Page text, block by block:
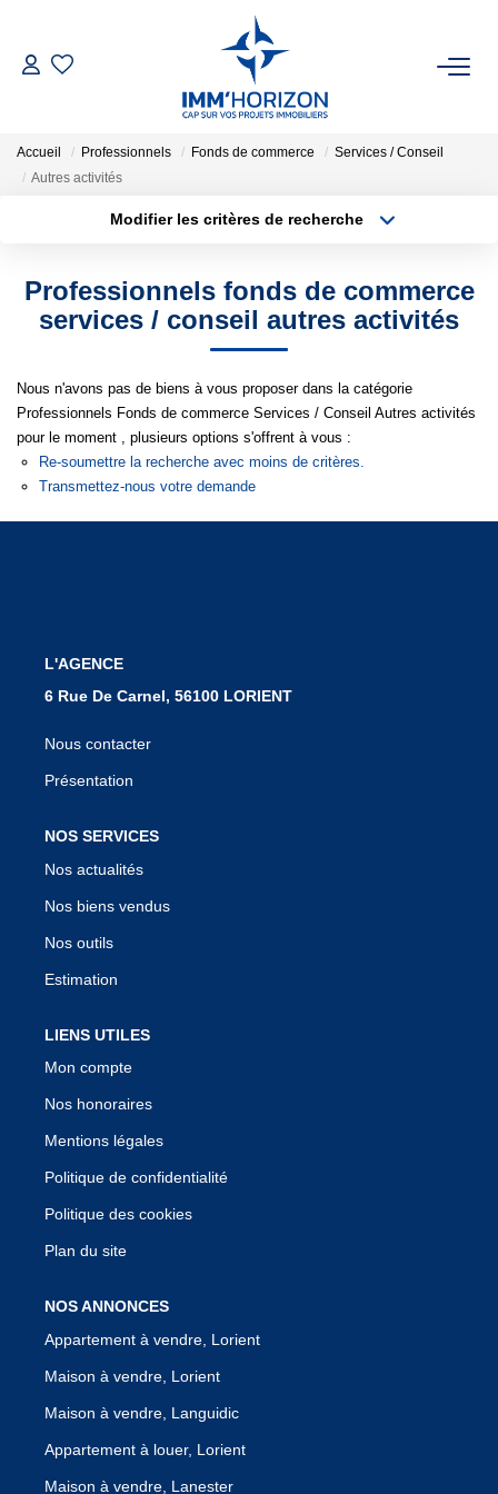
ACHETER
FAIRE GÉRER
NOTRE AGENCE
Qui Sommes-Nous
Notre Équipe
Accueil Professionnels Fonds de commerce
Services / Conseil
Autres activités
Modifier les critères de recherche
Sélectionnez...
Type de bien
Surface min
Créer une alerte
Professionnels fonds de commerce
services / conseil autres activités
Nous n'avons pas de biens à vous proposer dans la catégorie
Professionnels Fonds de commerce Services / Conseil Autres activités
pour le moment , plusieurs options s'offrent à vous :
Re-soumettre la recherche avec moins de critères.
Transmettez-nous votre demande
L'AGENCE
6 Rue De Carnel, 56100 LORIENT
Nous contacter
Présentation
NOS SERVICES
Nos actualités
Nos biens vendus
Nos outils
Estimation
LIENS UTILES
Mon compte
Nos honoraires
Mentions légales
Politique de confidentialité
Politique des cookies
Plan du site
NOS ANNONCES
Appartement à vendre, Lorient
Maison à vendre, Lorient
Maison à vendre, Languidic
Appartement à louer, Lorient
Maison à vendre, Lanester